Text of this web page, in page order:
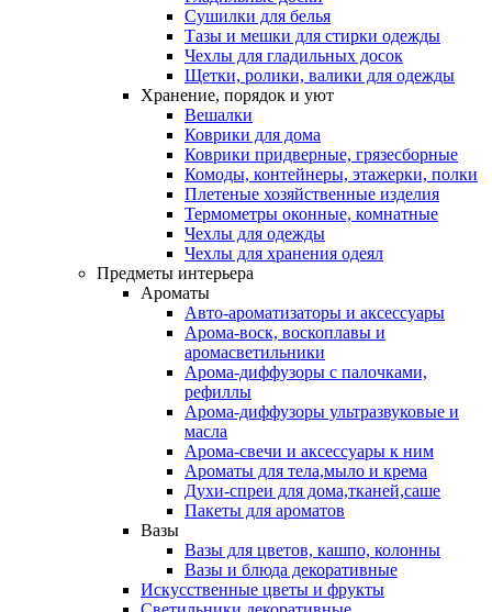
Сушилки для белья
Тазы и мешки для стирки одежды
Чехлы для гладильных досок
Щетки, ролики, валики для одежды
Хранение, порядок и уют
Вешалки
Коврики для дома
Коврики придверные, грязесборные
Комоды, контейнеры, этажерки, полки
Плетеные хозяйственные изделия
Термометры оконные, комнатные
Чехлы для одежды
Чехлы для хранения одеял
Предметы интерьера
Ароматы
Авто-ароматизаторы и аксессуары
Арома-воск, воскоплавы и
аромасветильники
Арома-диффузоры с палочками,
рефиллы
Арома-диффузоры ультразвуковые и
масла
Арома-свечи и аксессуары к ним
Ароматы для тела,мыло и крема
Духи-спреи для дома,тканей,саше
Пакеты для ароматов
Вазы
Вазы для цветов, кашпо, колонны
Вазы и блюда декоративные
Искусственные цветы и фрукты